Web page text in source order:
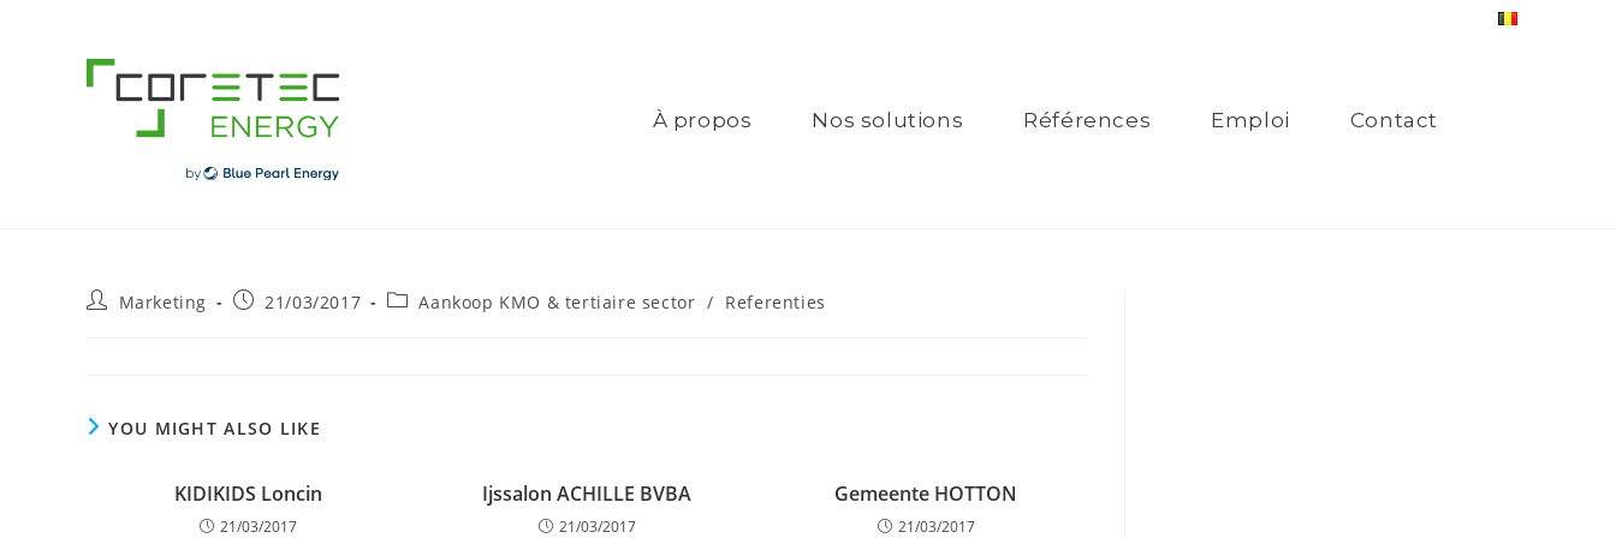
À propos Nos solutions Références Emploi Contact
PostMarketing
Post21/03/2017
PostAankoop KMO & tertiaire sector / Referenties
YOU MIGHT ALSO LIKE
KIDIKIDS Loncin
21/03/2017
Ijssalon ACHILLE BVBA
21/03/2017
Gemeente HOTTON
21/03/2017